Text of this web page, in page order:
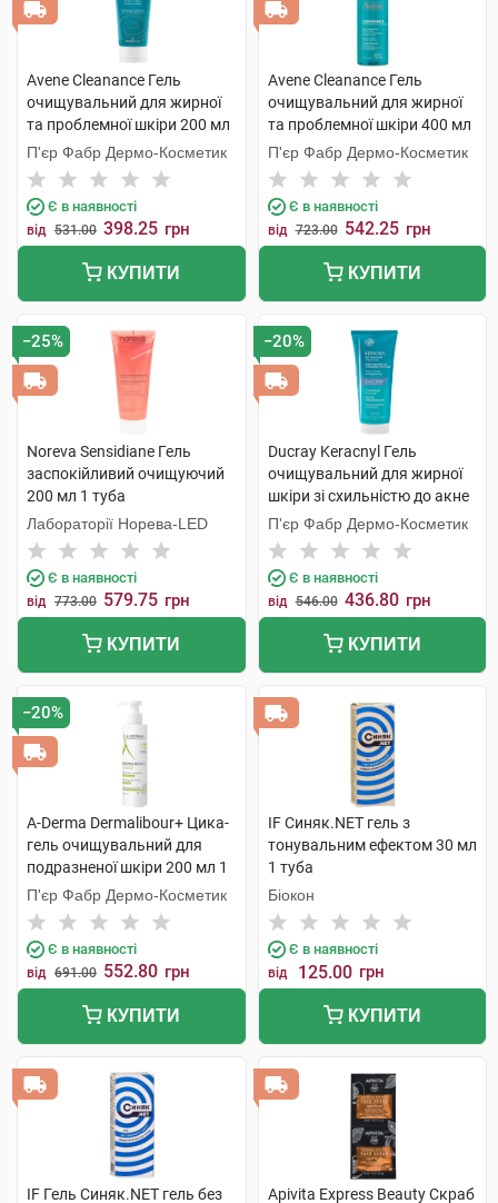
Avene Cleanance Гель
очищувальний для жирної
та проблемної шкіри 200 мл
1 флакон
П'єр Фабр Дермо-Косметик
Є в наявності
від 531.00 398.25 грн
КУПИТИ
Avene Cleanance Гель
очищувальний для жирної
та проблемної шкіри 400 мл
1 флакон
П'єр Фабр Дермо-Косметик
Є в наявності
від 723.00 542.25 грн
КУПИТИ
−25%
Noreva Sensidiane Гель
заспокійливий очищуючий
200 мл 1 туба
Лабораторії Норева-LED
Є в наявності
від 773.00 579.75 грн
КУПИТИ
−20%
Ducray Keracnyl Гель
очищувальний для жирної
шкіри зі схильністю до акне
200 мл 1 туба
П'єр Фабр Дермо-Косметик
Є в наявності
від 546.00 436.80 грн
КУПИТИ
−20%
A-Derma Dermalibour+ Цика-
гель очищувальний для
подразненої шкіри 200 мл 1
флакон
П'єр Фабр Дермо-Косметик
Є в наявності
від 691.00 552.80 грн
КУПИТИ
IF Синяк.NET гель з
тонувальним ефектом 30 мл
1 туба
Біокон
Є в наявності
від 125.00 грн
КУПИТИ
IF Гель Синяк.NET гель без Apivita Express Beauty Скраб